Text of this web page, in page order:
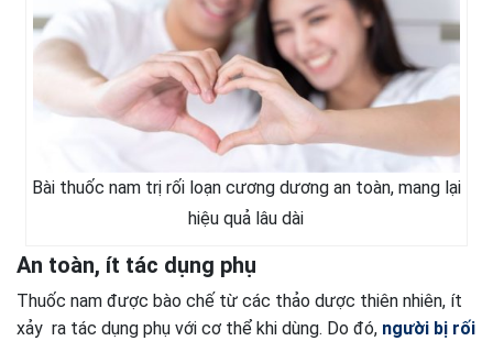
Bài thuốc nam trị rối loạn cương dương an toàn, mang lại
hiệu quả lâu dài
An toàn, ít tác dụng phụ
Thuốc nam được bào chế từ các thảo dược thiên nhiên, ít
xảy ra tác dụng phụ với cơ thể khi dùng. Do đó, người bị rối